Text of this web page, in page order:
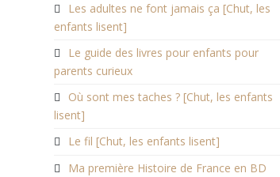
Les adultes ne font jamais ça [Chut, les
enfants lisent]
Le guide des livres pour enfants pour
parents curieux
Où sont mes taches ? [Chut, les enfants
lisent]
Le fil [Chut, les enfants lisent]
Ma première Histoire de France en BD